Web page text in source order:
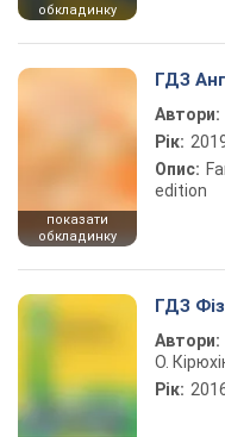
обкладинку
показати
обкладинку
ГДЗ
Автори:
Рік:
Опис:
edition
ГДЗ
Автори:
О.
Рік: